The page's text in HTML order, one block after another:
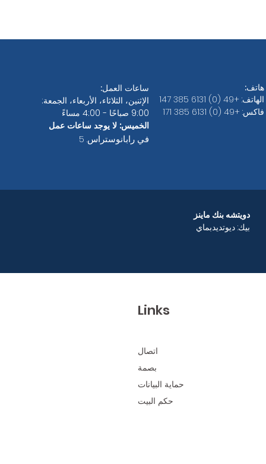
ساعات العمل:
الإثنين، الثلاثاء، الأربعاء، الجمعة:
9:00 صباحًا - 4:00 مساءً
الخميس: لا يوجد ساعات عمل
في رابانوستراس. 5
هاتف:
الهاتف: +49 (0) 6131 385 147
فاكس: +49 (0) 6131 385 171
دويتشه بنك ماينز
بيك: ديوتديدبماي
Links
اتصال
بصمة
حماية البيانات
حكم البيت